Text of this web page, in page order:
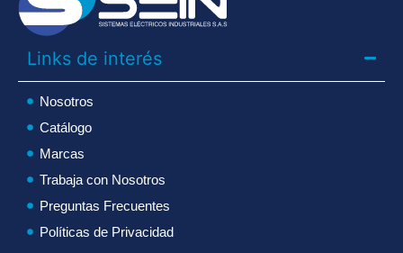
Links de interés
Nosotros
Catálogo
Marcas
Trabaja con Nosotros
Preguntas Frecuentes
Políticas de Privacidad